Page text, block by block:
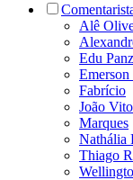
Alê
Edu
Fabrício
João
Marques
Nathália
Thiago